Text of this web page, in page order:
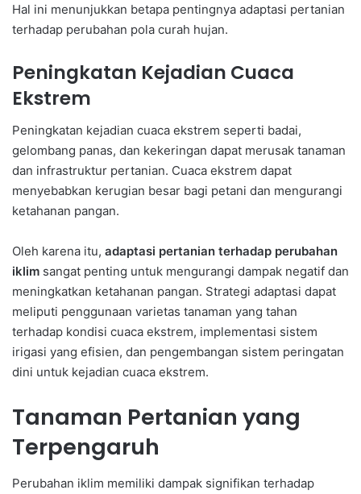
Hal ini menunjukkan betapa pentingnya adaptasi pertanian
terhadap perubahan pola curah hujan.
Peningkatan Kejadian Cuaca
Ekstrem
Peningkatan kejadian cuaca ekstrem seperti badai,
gelombang panas, dan kekeringan dapat merusak tanaman
dan infrastruktur pertanian. Cuaca ekstrem dapat
menyebabkan kerugian besar bagi petani dan mengurangi
ketahanan pangan.
Oleh karena itu, adaptasi pertanian terhadap perubahan
iklim sangat penting untuk mengurangi dampak negatif dan
meningkatkan ketahanan pangan. Strategi adaptasi dapat
meliputi penggunaan varietas tanaman yang tahan
terhadap kondisi cuaca ekstrem, implementasi sistem
irigasi yang efisien, dan pengembangan sistem peringatan
dini untuk kejadian cuaca ekstrem.
Tanaman Pertanian yang
Terpengaruh
Perubahan iklim memiliki dampak signifikan terhadap